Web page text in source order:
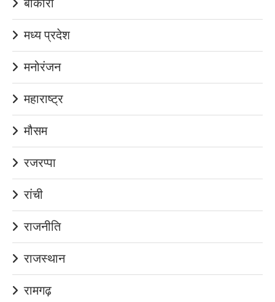
मध्य प्रदेश
मनोरंजन
महाराष्ट्र
मौसम
रजरप्पा
रांची
राजनीति
राजस्थान
रामगढ़